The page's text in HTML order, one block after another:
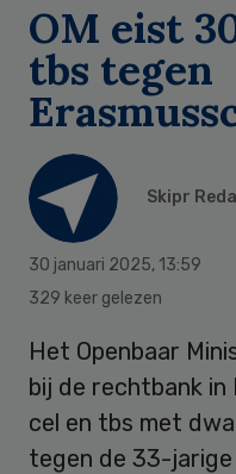
OM eist
tbs tegen
Skipr
30 januari 2025, 13:59
329 keer gelezen
Het Openbaar
bij de rechtbank
cel en tbs met
tegen de 33-jarige